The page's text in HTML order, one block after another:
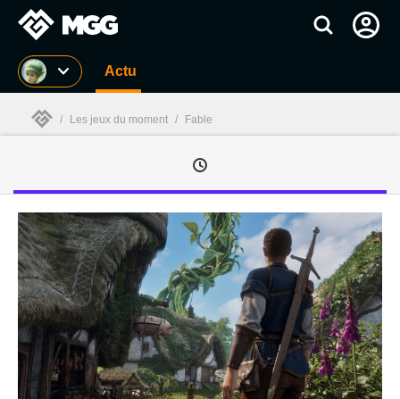
MGG Actu
/ Les jeux du moment / Fable